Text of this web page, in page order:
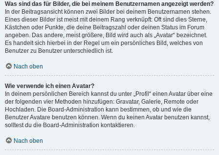
Was sind das für Bilder, die bei meinem Benutzernamen angezeigt werden?
In der Beitragsansicht können zwei Bilder bei deinem Benutzernamen stehen.
Eines dieser Bilder ist meist mit deinem Rang verknüpft: Oft sind dies Sterne,
Kästchen oder Punkte, die deine Beitragszahl oder deinen Status im Forum
angeben. Das andere, meist größere, Bild wird auch als „Avatar“ bezeichnet.
Es handelt sich hierbei in der Regel um ein persönliches Bild, welches von
Benutzer zu Benutzer unterschiedlich ist.
Nach oben
Wie verwende ich einen Avatar?
In deinem persönlichen Bereich kannst du unter „Profil“ einen Avatar über eine
der folgenden vier Methoden hinzufügen: Gravatar, Galerie, Remote oder
Hochladen. Die Board-Administration kann bestimmen, ob und wie die
Benutzer Avatare benutzen können. Wenn du keinen Avatar benutzen kannst,
solltest du die Board-Administration kontaktieren.
Nach oben